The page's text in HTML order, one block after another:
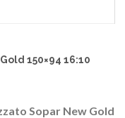
150×94 16:10
Sopar New Gold